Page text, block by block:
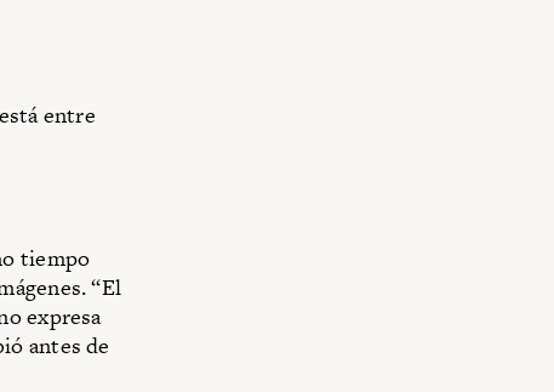
entre
tiempo
“El
expresa
antes de